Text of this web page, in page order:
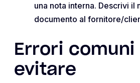
una nota interna. Descrivi il
documento al fornitore/
Errori comuni
evitare